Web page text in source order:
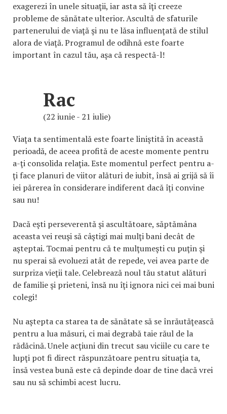
exagerezi în unele situaţii, iar asta să îţi creeze
probleme de sănătate ulterior. Ascultă de sfaturile
partenerului de viaţă şi nu te lăsa influenţată de stilul
alora de viaţă. Programul de odihnă este foarte
important în cazul tău, aşa că respectă-l!
Rac
(22 iunie - 21 iulie)
Viaţa ta sentimentală este foarte liniştită în această
perioadă, de aceea profită de aceste momente pentru
a-ţi consolida relaţia. Este momentul perfect pentru a-
ţi face planuri de viitor alături de iubit, însă ai grijă să îi
iei părerea în considerare indiferent dacă îţi convine
sau nu!
Dacă eşti perseverentă şi ascultătoare, săptămâna
aceasta vei reuşi să câştigi mai mulţi bani decât de
aşteptai. Tocmai pentru că te mulţumeşti cu puţin şi
nu sperai să evoluezi atât de repede, vei avea parte de
surpriza vieţii tale. Celebrează noul tău statut alături
de familie şi prieteni, însă nu îţi ignora nici cei mai buni
colegi!
Nu aştepta ca starea ta de sănătate să se înrăutăţească
pentru a lua măsuri, ci mai degrabă taie răul de la
rădăcină. Unele acţiuni din trecut sau viciile cu care te
lupţi pot fi direct răspunzătoare pentru situaţia ta,
însă vestea bună este că depinde doar de tine dacă vrei
sau nu să schimbi acest lucru.